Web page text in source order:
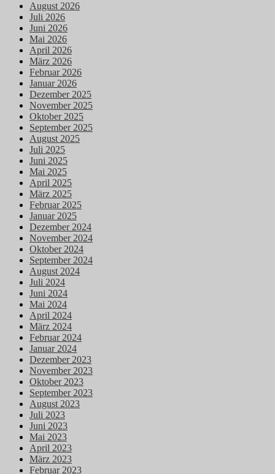
August 2026
Juli 2026
Juni 2026
Mai 2026
April 2026
März 2026
Februar 2026
Januar 2026
Dezember 2025
November 2025
Oktober 2025
September 2025
August 2025
Juli 2025
Juni 2025
Mai 2025
April 2025
März 2025
Februar 2025
Januar 2025
Dezember 2024
November 2024
Oktober 2024
September 2024
August 2024
Juli 2024
Juni 2024
Mai 2024
April 2024
März 2024
Februar 2024
Januar 2024
Dezember 2023
November 2023
Oktober 2023
September 2023
August 2023
Juli 2023
Juni 2023
Mai 2023
April 2023
März 2023
Februar 2023